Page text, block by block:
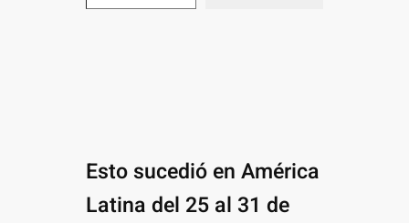
Esto sucedió en América
Latina del 25 al 31 de